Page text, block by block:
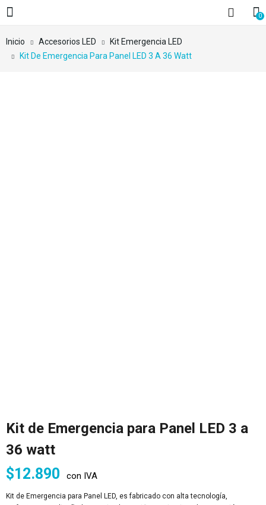
0
Inicio Accesorios LED
Kit Emergencia LED
Kit De Emergencia Para Panel LED 3 A 36 Watt
Kit de Emergencia para Panel LED 3 a
36 watt
$12.890 con IVA
Kit de Emergencia para Panel LED, es fabricado con alta tecnología,